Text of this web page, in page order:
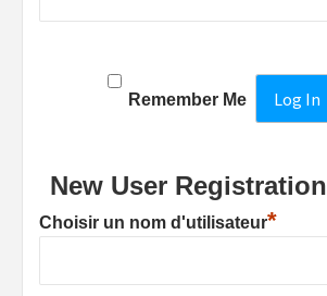
Remember Me
New User Registration
Choisir un nom d'utilisateur*